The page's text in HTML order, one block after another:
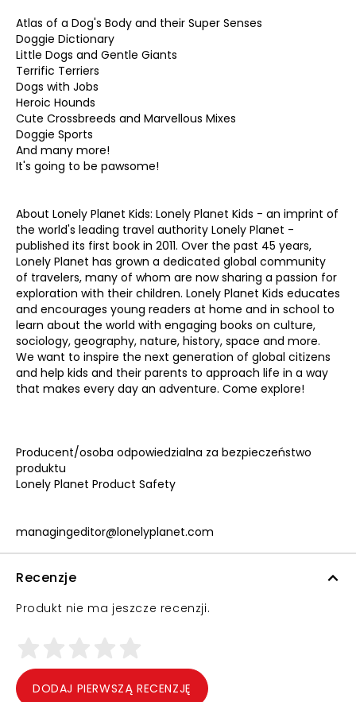
Atlas of a Dog's Body and their Super Senses
Doggie Dictionary
Little Dogs and Gentle Giants
Terrific Terriers
Dogs with Jobs
Heroic Hounds
Cute Crossbreeds and Marvellous Mixes
Doggie Sports
And many more!
It's going to be pawsome!
About Lonely Planet Kids: Lonely Planet Kids - an imprint of
the world's leading travel authority Lonely Planet -
published its first book in 2011. Over the past 45 years,
Lonely Planet has grown a dedicated global community
of travelers, many of whom are now sharing a passion for
exploration with their children. Lonely Planet Kids educates
and encourages young readers at home and in school to
learn about the world with engaging books on culture,
sociology, geography, nature, history, space and more.
We want to inspire the next generation of global citizens
and help kids and their parents to approach life in a way
that makes every day an adventure. Come explore!
Producent/osoba odpowiedzialna za bezpieczeństwo
produktu
Lonely Planet Product Safety
managingeditor@lonelyplanet.com
Recenzje
Produkt nie ma jeszcze recenzji.
DODAJ PIERWSZĄ RECENZJĘ